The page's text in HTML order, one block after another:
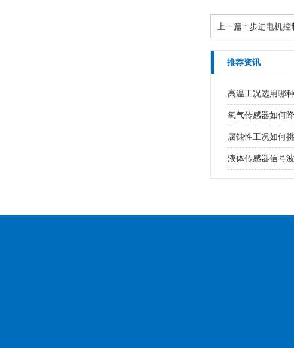
上一篇 : 步进电机
推荐资讯
高温工况选用哪
氧气传感器如何
腐蚀性工况如何
液体传感器信号